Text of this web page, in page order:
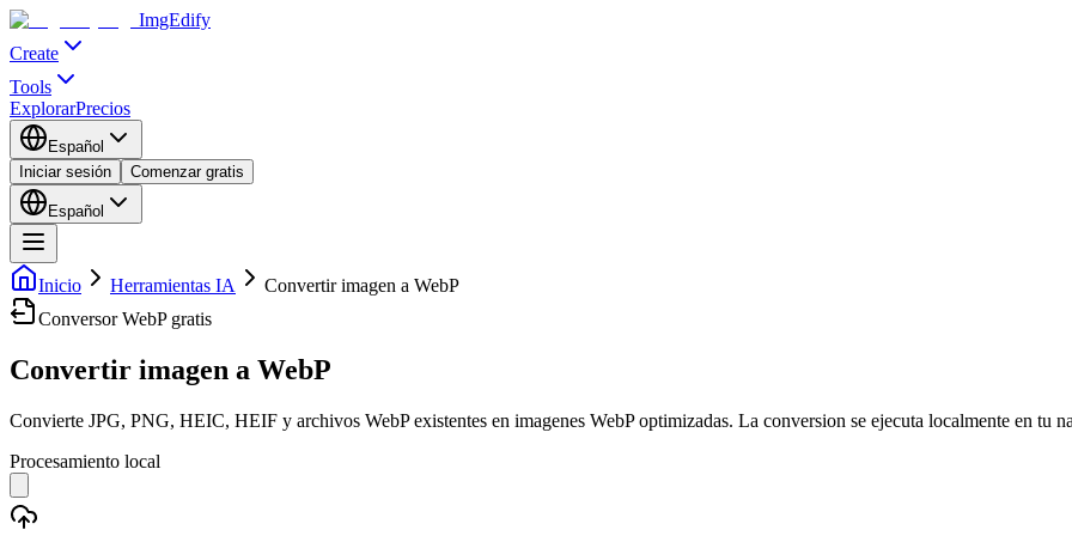
ImgEdify
Create
Tools
ExplorarPrecios
Español
Iniciar sesión
Comenzar gratis
Español
Inicio Herramientas IA
Convertir imagen a WebP
Conversor WebP gratis
Convertir imagen a WebP
Convierte JPG, PNG, HEIC, HEIF y archivos WebP existentes en imagenes WebP optimizadas. La conversion se ejecuta localmente en tu
Procesamiento local